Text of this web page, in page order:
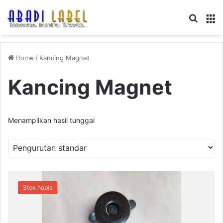
Home / Kancing Magnet
Kancing Magnet
Menampilkan hasil tunggal
Stok habis